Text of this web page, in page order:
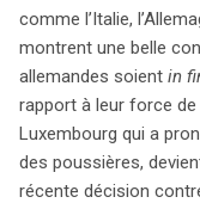
comme l’Italie,
montrent une belle
allemandes soient in
rapport à leur force de
Luxembourg qui a
des poussières,
récente décision